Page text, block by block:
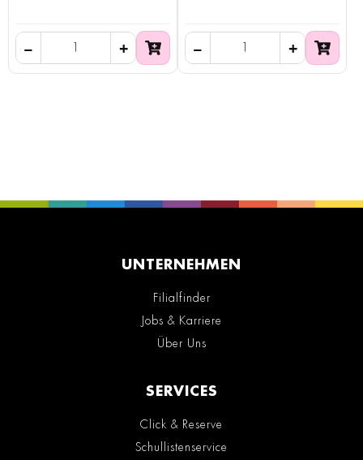
UNTERNEHMEN
Filialfinder
Jobs & Karriere
Über Uns
SERVICES
Click & Reserve
Schullistenservice